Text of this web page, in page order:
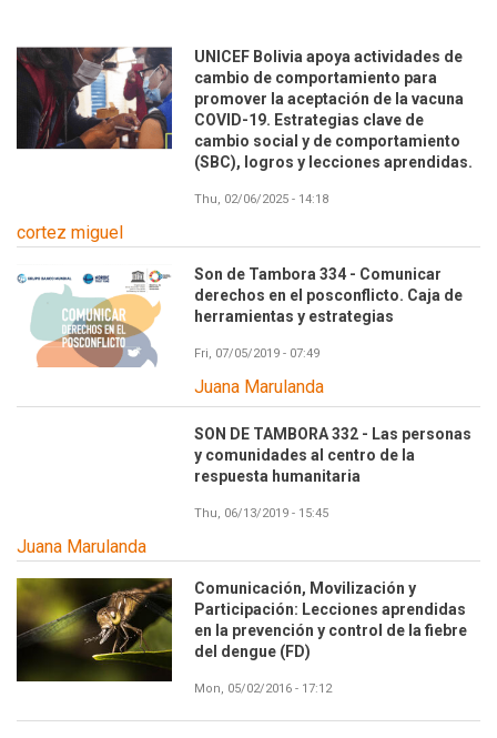
UNICEF Bolivia apoya actividades de
cambio de comportamiento para
promover la aceptación de la vacuna
COVID-19. Estrategias clave de
cambio social y de comportamiento
(SBC), logros y lecciones aprendidas.
Thu, 02/06/2025 - 14:18
cortez miguel
Son de Tambora 334 - Comunicar
derechos en el posconflicto. Caja de
herramientas y estrategias
Fri, 07/05/2019 - 07:49
Juana Marulanda
SON DE TAMBORA 332 - Las personas
y comunidades al centro de la
respuesta humanitaria
Thu, 06/13/2019 - 15:45
Juana Marulanda
Comunicación, Movilización y
Participación: Lecciones aprendidas
en la prevención y control de la fiebre
del dengue (FD)
Mon, 05/02/2016 - 17:12